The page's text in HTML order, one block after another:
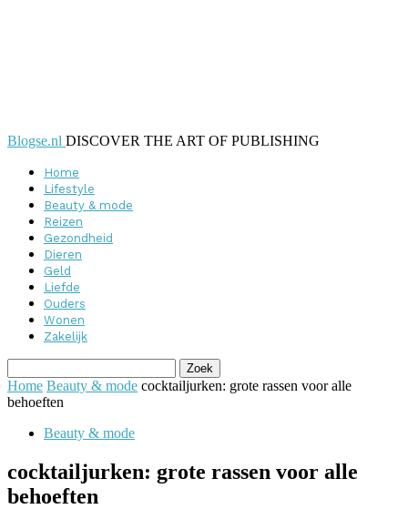
Blogse.nl DISCOVER THE ART OF PUBLISHING
Home
Lifestyle
Beauty & mode
Reizen
Gezondheid
Dieren
Geld
Liefde
Ouders
Wonen
Zakelijk
Home Beauty & mode cocktailjurken: grote rassen voor alle
behoeften
Beauty & mode
cocktailjurken: grote rassen voor alle
behoeften